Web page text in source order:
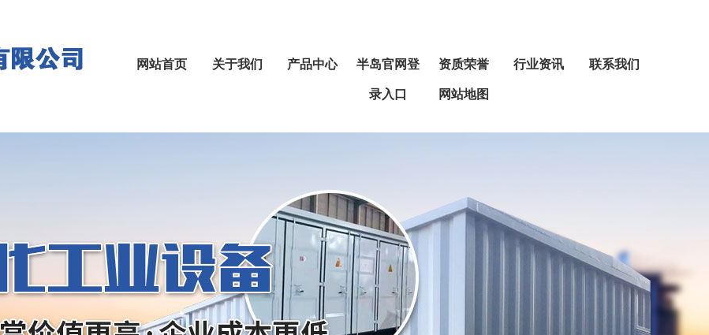
网站首页 关于我们 产品中心
半岛官网登
录入口
资质荣誉 行业资讯
联系我们
网站地图